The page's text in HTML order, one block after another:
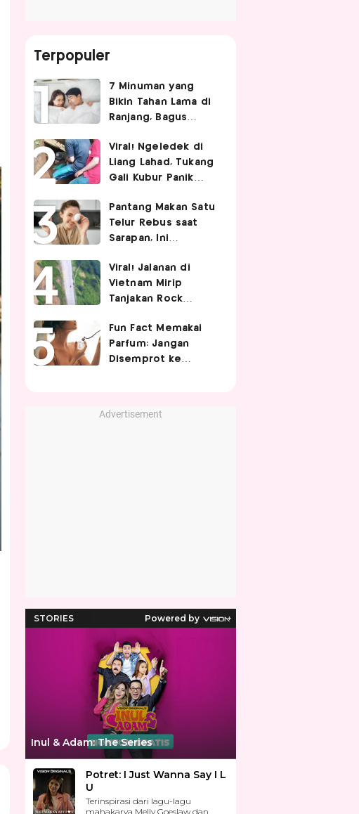
Terpopuler
7 Minuman yang
Bikin Tahan Lama di
Ranjang, Bagus
Hubungan Intim
Viral! Ngeledek di
Liang Lahad, Tukang
Gali Kubur Panik
Pantang Makan Satu
Telur Rebus saat
Sarapan, Ini
Ahli Gizi!
Viral! Jalanan di
Vietnam Mirip
Tanjakan Rock
Berbelok Nyaris 90
Derajat!
Fun Fact Memakai
Parfum: Jangan
Disemprot ke
Advertisement